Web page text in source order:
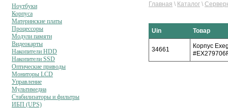
Ноутбуки
Корпуса
Материнские платы
Процессоры
Модули памяти
Видеокарты
Накопители HDD
Накопители SSD
Оптические приводы
Мониторы LCD
Управление
Мультимедиа
Стабилизаторы и фильтры
ИБП (UPS)
Главная \ Каталог \
Uin Товар
34661
Корпус